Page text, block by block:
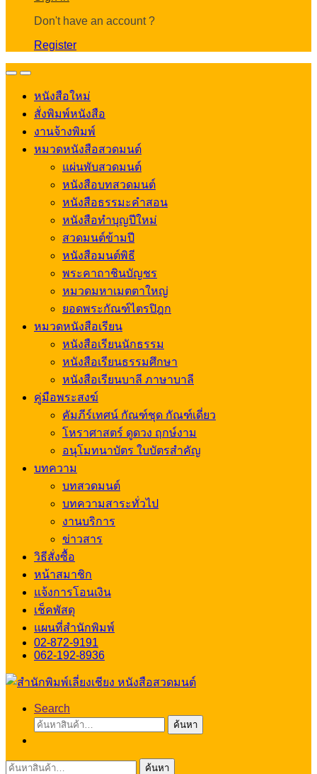
Don't have an account ?
Register
OpenClose
หนังสือใหม่
สั่งพิมพ์หนังสือ
งานจ้างพิมพ์
หมวดหนังสือสวดมนต์
แผ่นพับสวดมนต์
หนังสือบทสวดมนต์
หนังสือธรรมะคำสอน
หนังสือทำบุญปีใหม่
สวดมนต์ข้ามปี
หนังสือมนต์พิธี
พระคาถาชินบัญชร
หมวดมหาเมตตาใหญ่
ยอดพระกัณฑ์ไตรปิฎก
หมวดหนังสือเรียน
หนังสือเรียนนักธรรม
หนังสือเรียนธรรมศึกษา
หนังสือเรียนบาลี ภาษาบาลี
คู่มือพระสงฆ์
คัมภีร์เทศน์ กัณฑ์ชุด กัณฑ์เดี่ยว
โหราศาสตร์ ดูดวง ฤกษ์งาม
อนุโมทนาบัตร ใบบัตรสำคัญ
บทความ
บทสวดมนต์
บทความสาระทั่วไป
งานบริการ
ข่าวสาร
วิธีสั่งซื้อ
หน้าสมาชิก
แจ้งการโอนเงิน
เช็คพัสดุ
แผนที่สำนักพิมพ์
02-872-9191
062-192-8936
Search
ค้นหา:
ค้นหา
ค้นหา: ค้นหา